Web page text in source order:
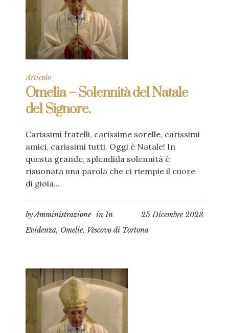
Articolo
Omelia – Solennità del Natale
del Signore.
Carissimi fratelli, carissime sorelle, carissimi
amici, carissimi tutti. Oggi è Natale! In
questa grande, splendida solennità è
risuonata una parola che ci riempie il cuore
di gioia...
25 Dicembre 2023
byAmministrazione inIn
Evidenza, Omelie, Vescovo di Tortona